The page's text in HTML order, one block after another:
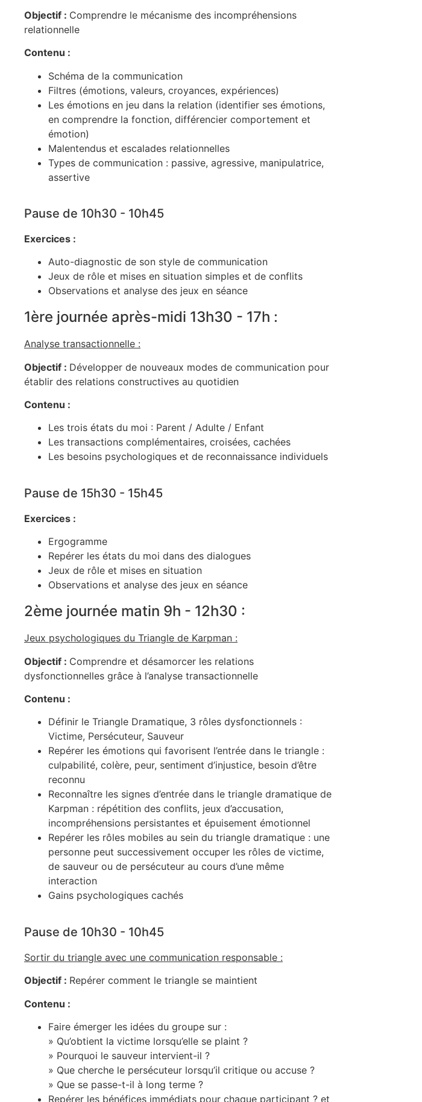
Objectif : Comprendre le mécanisme des incompréhensions
relationnelle
Contenu :
Schéma de la communication
Filtres (émotions, valeurs, croyances, expériences)
Les émotions en jeu dans la relation (identifier ses émotions,
en comprendre la fonction, différencier comportement et
émotion)
Malentendus et escalades relationnelles
Types de communication : passive, agressive, manipulatrice,
assertive
Pause de 10h30 - 10h45
Exercices :
Auto-diagnostic de son style de communication
Jeux de rôle et mises en situation simples et de conflits
Observations et analyse des jeux en séance
1ère journée après-midi 13h30 - 17h :
Analyse transactionnelle :
Objectif : Développer de nouveaux modes de communication pour
établir des relations constructives au quotidien
Contenu :
Les trois états du moi : Parent / Adulte / Enfant
Les transactions complémentaires, croisées, cachées
Les besoins psychologiques et de reconnaissance individuels
Pause de 15h30 - 15h45
Exercices :
Ergogramme
Repérer les états du moi dans des dialogues
Jeux de rôle et mises en situation
Observations et analyse des jeux en séance
2ème journée matin 9h - 12h30 :
Jeux psychologiques du Triangle de Karpman :
Objectif : Comprendre et désamorcer les relations
dysfonctionnelles grâce à l’analyse transactionnelle
Contenu :
Définir le Triangle Dramatique, 3 rôles dysfonctionnels :
Victime, Persécuteur, Sauveur
Repérer les émotions qui favorisent l’entrée dans le triangle :
culpabilité, colère, peur, sentiment d’injustice, besoin d’être
reconnu
Reconnaître les signes d’entrée dans le triangle dramatique de
Karpman : répétition des conflits, jeux d’accusation,
incompréhensions persistantes et épuisement émotionnel
Repérer les rôles mobiles au sein du triangle dramatique : une
personne peut successivement occuper les rôles de victime,
de sauveur ou de persécuteur au cours d’une même
interaction
Gains psychologiques cachés
Pause de 10h30 - 10h45
Sortir du triangle avec une communication responsable :
Objectif : Repérer comment le triangle se maintient
Contenu :
Faire émerger les idées du groupe sur :
» Qu’obtient la victime lorsqu’elle se plaint ?
» Pourquoi le sauveur intervient-il ?
» Que cherche le persécuteur lorsqu’il critique ou accuse ?
» Que se passe-t-il à long terme ?
Repérer les bénéfices immédiats pour chaque participant ? et